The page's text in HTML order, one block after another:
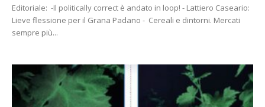
Editoriale: -Il politically correct è andato in loop! - Lattiero Caseario:
Lieve flessione per il Grana Padano - Cereali e dintorni. Mercati
sempre più...